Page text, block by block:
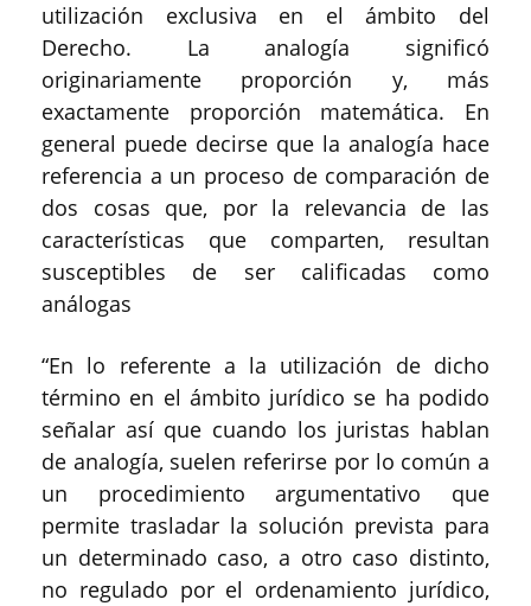
utilización exclusiva en el ámbito del
Derecho. La analogía significó
originariamente proporción y, más
exactamente proporción matemática. En
general puede decirse que la analogía hace
referencia a un proceso de comparación de
dos cosas que, por la relevancia de las
características que comparten, resultan
susceptibles de ser calificadas como
análogas
“En lo referente a la utilización de dicho
término en el ámbito jurídico se ha podido
señalar así que cuando los juristas hablan
de analogía, suelen referirse por lo común a
un procedimiento argumentativo que
permite trasladar la solución prevista para
un determinado caso, a otro caso distinto,
no regulado por el ordenamiento jurídico,